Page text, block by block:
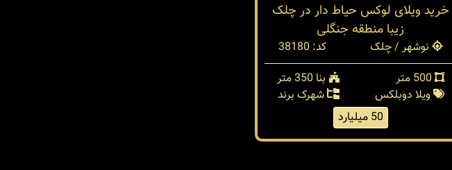
خرید ویلای لوکس حیاط دار در چلک
زیبا منطقه جنگلی
نوشهر / چلک
کد: 38180
بنا 350 متر
ویلا دوبلکس
شهرک برند
50 میلیارد